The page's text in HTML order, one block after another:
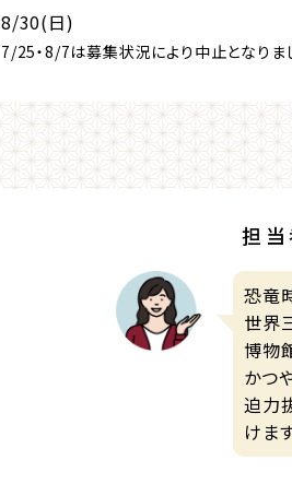
8/30(日)
7/25・8/7は募集状況により中止となりま
担当
恐竜
世界
博物
かつ
迫力
けま